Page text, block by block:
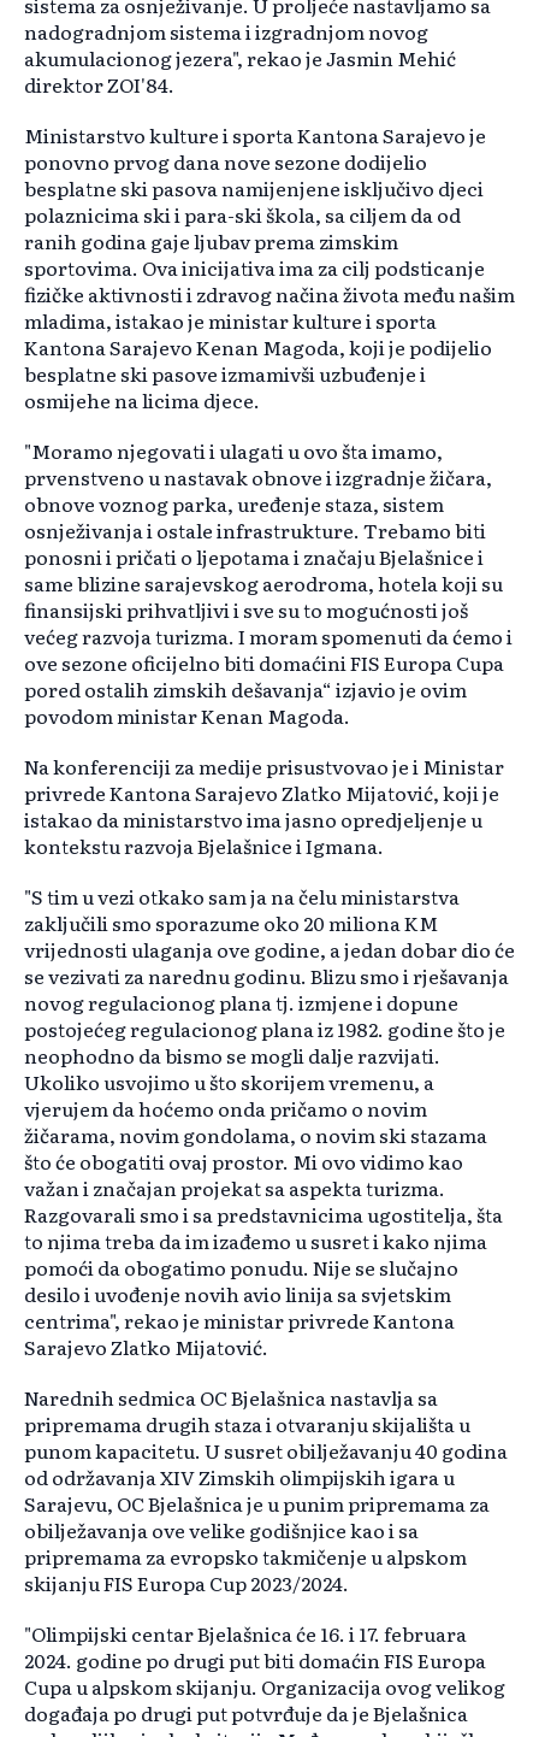
nadogradnjom sistema i izgradnjom novog
akumulacionog jezera", rekao je Jasmin Mehić
direktor ZOI'84.
Ministarstvo kulture i sporta Kantona Sarajevo je
ponovno prvog dana nove sezone dodijelio
besplatne ski pasova namijenjene isključivo djeci
polaznicima ski i para-ski škola, sa ciljem da od
ranih godina gaje ljubav prema zimskim
sportovima. Ova inicijativa ima za cilj podsticanje
fizičke aktivnosti i zdravog načina života među našim
mladima, istakao je ministar kulture i sporta
Kantona Sarajevo Kenan Magoda, koji je podijelio
besplatne ski pasove izmamivši uzbuđenje i
osmijehe na licima djece.
"Moramo njegovati i ulagati u ovo šta imamo,
prvenstveno u nastavak obnove i izgradnje žičara,
obnove voznog parka, uređenje staza, sistem
osnježivanja i ostale infrastrukture. Trebamo biti
ponosni i pričati o ljepotama i značaju Bjelašnice i
same blizine sarajevskog aerodroma, hotela koji su
finansijski prihvatljivi i sve su to mogućnosti još
većeg razvoja turizma. I moram spomenuti da ćemo i
ove sezone oficijelno biti domaćini FIS Europa Cupa
pored ostalih zimskih dešavanja“ izjavio je ovim
povodom ministar Kenan Magoda.
Na konferenciji za medije prisustvovao je i Ministar
privrede Kantona Sarajevo Zlatko Mijatović, koji je
istakao da ministarstvo ima jasno opredjeljenje u
kontekstu razvoja Bjelašnice i Igmana.
"S tim u vezi otkako sam ja na čelu ministarstva
zaključili smo sporazume oko 20 miliona KM
vrijednosti ulaganja ove godine, a jedan dobar dio će
se vezivati za narednu godinu. Blizu smo i rješavanja
novog regulacionog plana tj. izmjene i dopune
postojećeg regulacionog plana iz 1982. godine što je
neophodno da bismo se mogli dalje razvijati.
Ukoliko usvojimo u što skorijem vremenu, a
vjerujem da hoćemo onda pričamo o novim
žičarama, novim gondolama, o novim ski stazama
što će obogatiti ovaj prostor. Mi ovo vidimo kao
važan i značajan projekat sa aspekta turizma.
Razgovarali smo i sa predstavnicima ugostitelja, šta
to njima treba da im izađemo u susret i kako njima
pomoći da obogatimo ponudu. Nije se slučajno
desilo i uvođenje novih avio linija sa svjetskim
centrima", rekao je ministar privrede Kantona
Sarajevo Zlatko Mijatović.
Narednih sedmica OC Bjelašnica nastavlja sa
pripremama drugih staza i otvaranju skijališta u
punom kapacitetu. U susret obilježavanju 40 godina
od održavanja XIV Zimskih olimpijskih igara u
Sarajevu, OC Bjelašnica je u punim pripremama za
obilježavanja ove velike godišnjice kao i sa
pripremama za evropsko takmičenje u alpskom
skijanju FIS Europa Cup 2023/2024.
"Olimpijski centar Bjelašnica će 16. i 17. februara
2024. godine po drugi put biti domaćin FIS Europa
Cupa u alpskom skijanju. Organizacija ovog velikog
događaja po drugi put potvrđuje da je Bjelašnica